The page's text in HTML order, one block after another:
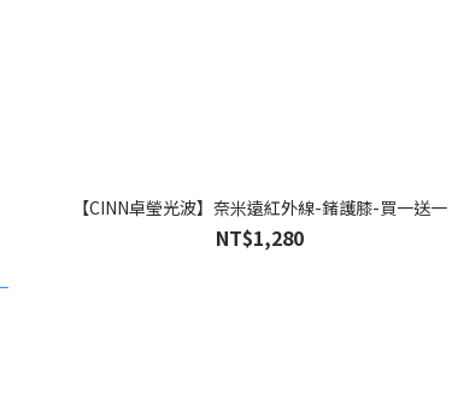
【CINN卓瑩光波】奈米遠紅外線-鍺護膝-買一送一
NT$1,280